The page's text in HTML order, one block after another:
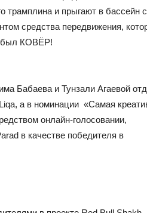
трамплина и прыгают в бассейн с
средства передвижения,
был КОВЁР!
Бабаева и Тунзали Агаевой
а в номинации «Самая
онлайн-голосовании,
в качестве победителя в